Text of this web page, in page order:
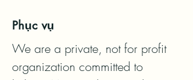
Phục vụ
We are a private, not for profit
organization committed to